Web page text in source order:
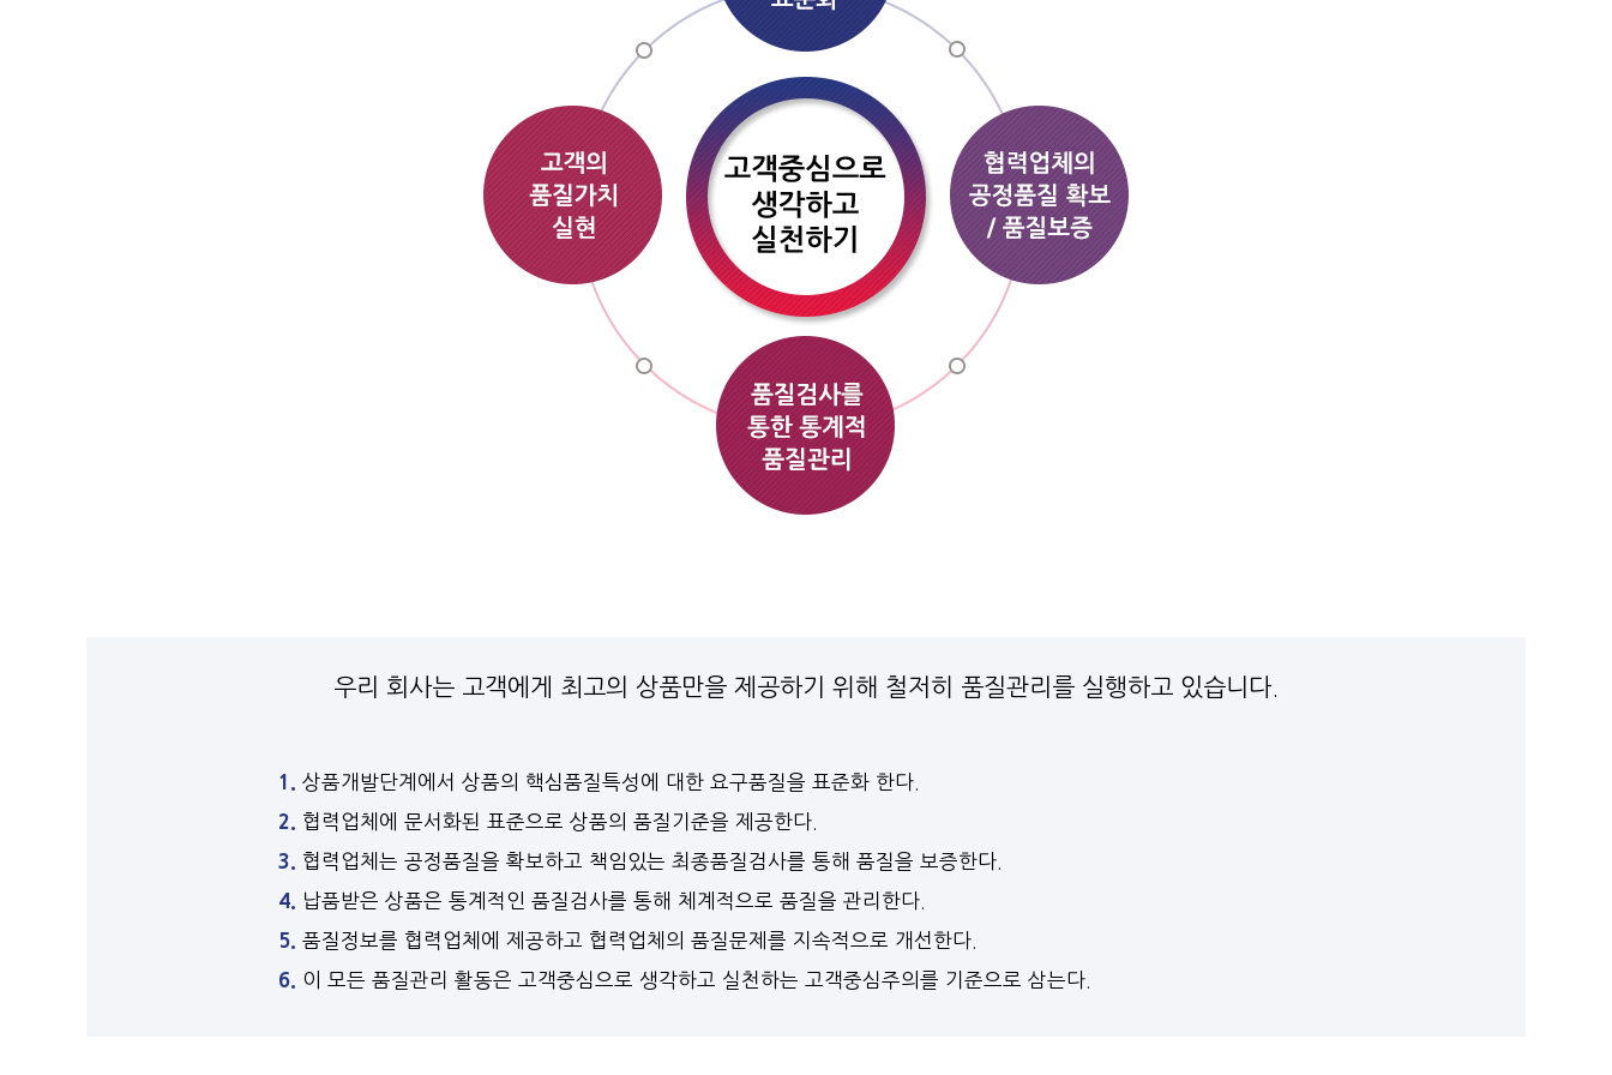
우리 회사는 고객에게 최고의 상품만을 제공하기 위해 철저히 품질관리를 실행하고 있습니다.
1. 상품개발단계에서 상품의 핵심품질특성에 대한 요구품질을 표준화 한다.
2. 협력업체에 문서화된 표준으로 상품의 품질기준을 제공한다.
3. 협력업체는 공정품질을 확보하고 책임있는 최종품질검사를 통해 품질을 보증한다.
4. 납품받은 상품은 통계적인 품질검사를 통해 체계적으로 품질을 관리한다.
5. 품질정보를 협력업체에 제공하고 협력업체의 품질문제를 지속적으로 개선한다.
6. 이 모든 품질관리 활동은 고객중심으로 생각하고 실천하는 고객중심주의를 기준으로 삼는다.